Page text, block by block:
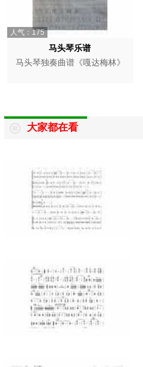
人气：175
马头琴乐谱
马头琴独奏曲谱《嘎达梅林》
大家都在看